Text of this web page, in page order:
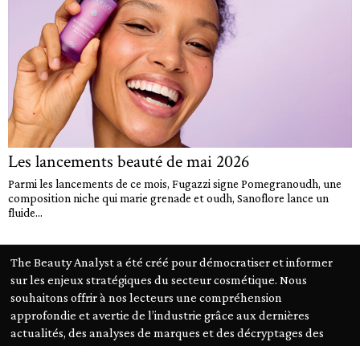
Les lancements beauté de mai 2026
Parmi les lancements de ce mois, Fugazzi signe Pomegranoudh, une
composition niche qui marie grenade et oudh, Sanoflore lance un
fluide...
The Beauty Analyst a été créé pour démocratiser et informer
sur les enjeux stratégiques du secteur cosmétique. Nous
souhaitons offrir à nos lecteurs une compréhension
approfondie et avertie de l’industrie grâce aux dernières
actualités, des analyses de marques et des décryptages des